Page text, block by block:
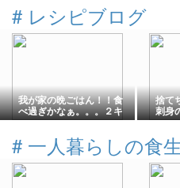
# レシピブログ
我が家の晩ごはん！！食
べ過ぎかなぁ。。。２キ
ロ増量していた事が判
捨て
刺身
に？
# 一人暮らしの食